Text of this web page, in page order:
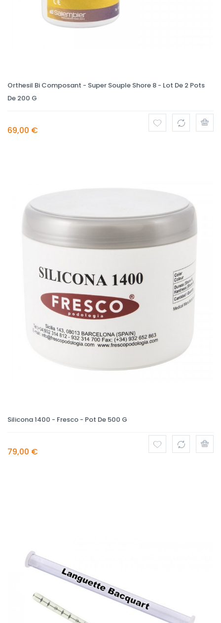
Orthesil Bi Composant - Super Souple Shore 8 - Lot De 2 Pots
De 200 G
69,00 €
Silicona 1400 - Fresco - Pot De 500 G
79,00 €